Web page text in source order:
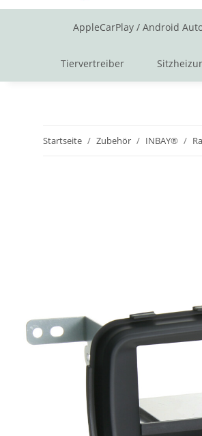
AppleCarPlay / Android
Tiervertreiber
Startseite Zubehör INBAY®